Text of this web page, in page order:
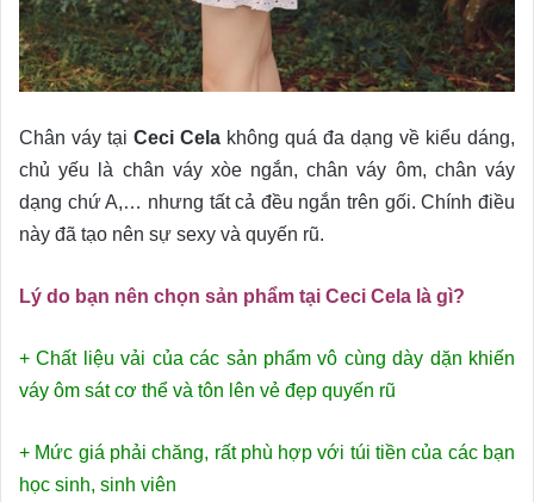
Chân váy tại Ceci Cela không quá đa dạng về kiểu dáng,
chủ yếu là chân váy xòe ngắn, chân váy ôm, chân váy
dạng chứ A,… nhưng tất cả đều ngắn trên gối. Chính điều
này đã tạo nên sự sexy và quyến rũ.
Lý do bạn nên chọn sản phẩm tại Ceci Cela là gì?
+ Chất liệu vải của các sản phẩm vô cùng dày dặn khiến
váy ôm sát cơ thể và tôn lên vẻ đẹp quyến rũ
+ Mức giá phải chăng, rất phù hợp với túi tiền của các bạn
học sinh, sinh viên